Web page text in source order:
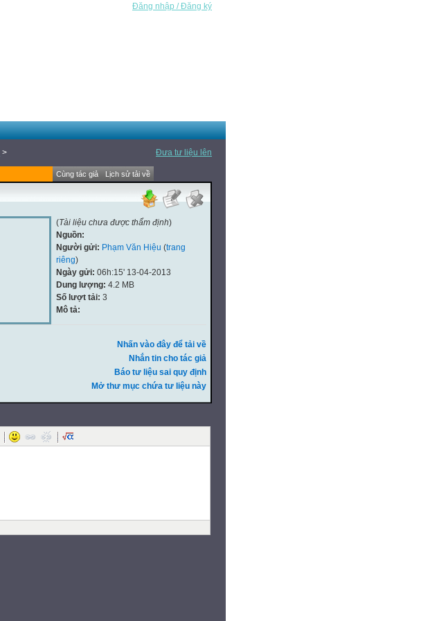
Đăng nhập / Đăng ký
Đưa tư liệu lên
>
Cùng tác giả Lịch sử tải về
(Tài liệu chưa được thẩm định)
Nguồn:
Người gửi: Phạm Văn Hiệu (trang
riêng)
Ngày gửi: 06h:15' 13-04-2013
Dung lượng: 4.2 MB
Số lượt tải: 3
Mô tả:
Nhấn vào đây để tải về
Nhắn tin cho tác giả
Báo tư liệu sai quy định
Mở thư mục chứa tư liệu này